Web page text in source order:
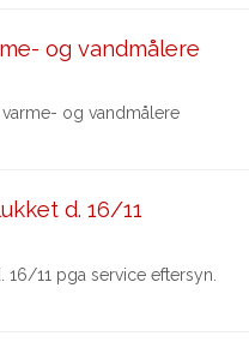
og vandmålere
og vandmålere
d. 16/11
11 pga service eftersyn.